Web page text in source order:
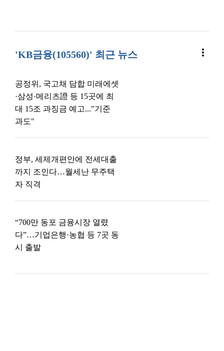
'KB금융(105560)' 최근 뉴스 more_vert
공정위, 국고채 담합 미래에셋
·삼성·메리츠證 등 15곳에 최
대 15조 과징금 예고..."기준
과도"
정부, 세제개편안에 전세대출
까지 조인다…월세난 무주택
자 직격
“700만 동포 금융시장 열렸
다”…기업은행·농협 등 7곳 동
시 출발